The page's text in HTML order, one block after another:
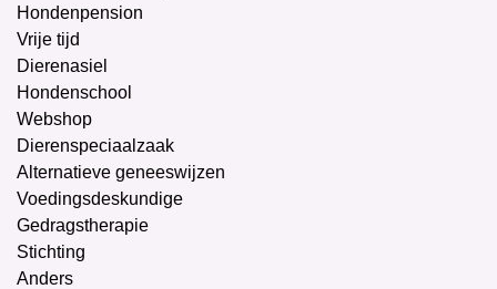
Hondenpension
Vrije tijd
Dierenasiel
Hondenschool
Webshop
Dierenspeciaalzaak
Alternatieve geneeswijzen
Voedingsdeskundige
Gedragstherapie
Stichting
Anders